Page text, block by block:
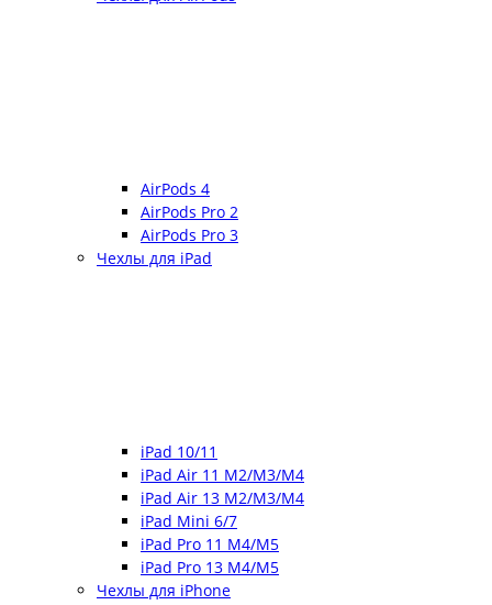
AirPods 4
AirPods Pro 2
AirPods Pro 3
Чехлы для iPad
iPad 10/11
iPad Air 11 M2/M3/M4
iPad Air 13 M2/M3/M4
iPad Mini 6/7
iPad Pro 11 M4/M5
iPad Pro 13 M4/M5
Чехлы для iPhone